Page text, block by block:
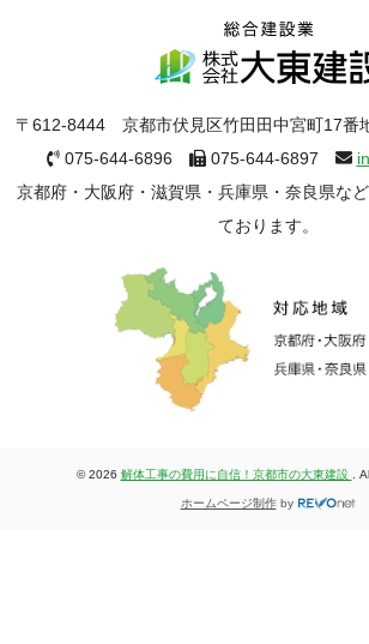
〒612-8444 京都市伏見区竹田田中宮町17
075-644-6896
075-644-6897
京都府・大阪府・滋賀県・兵庫県・奈良県な
ております。
© 2026 解体工事の費用に自信！京都市の大東建設 .
ホームページ制作by